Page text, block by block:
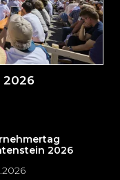
2026